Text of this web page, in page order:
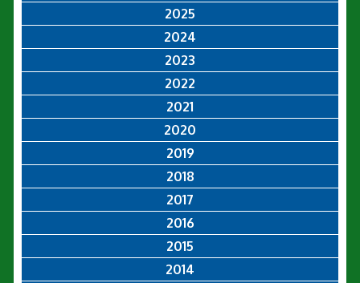
2025
2024
2023
2022
2021
2020
2019
2018
2017
2016
2015
2014